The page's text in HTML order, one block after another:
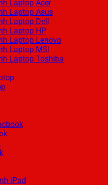
Laptop Acer
Laptop Asus
Laptop Dell
Laptop HP
Laptop Lenovo
Laptop MSI
Laptop Toshiba
iPad